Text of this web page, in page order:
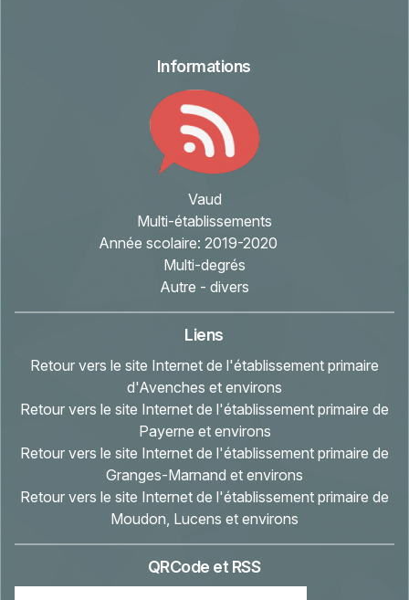
Informations
Vaud
Multi-établissements
Année scolaire: 2019-2020
Multi-degrés
Autre - divers
Liens
Retour vers le site Internet de l'établissement primaire
d'Avenches et environs
Retour vers le site Internet de l'établissement primaire de
Payerne et environs
Retour vers le site Internet de l'établissement primaire de
Granges-Marnand et environs
Retour vers le site Internet de l'établissement primaire de
Moudon, Lucens et environs
QRCode et RSS